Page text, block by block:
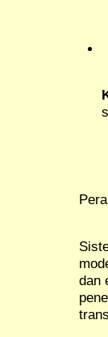
dan